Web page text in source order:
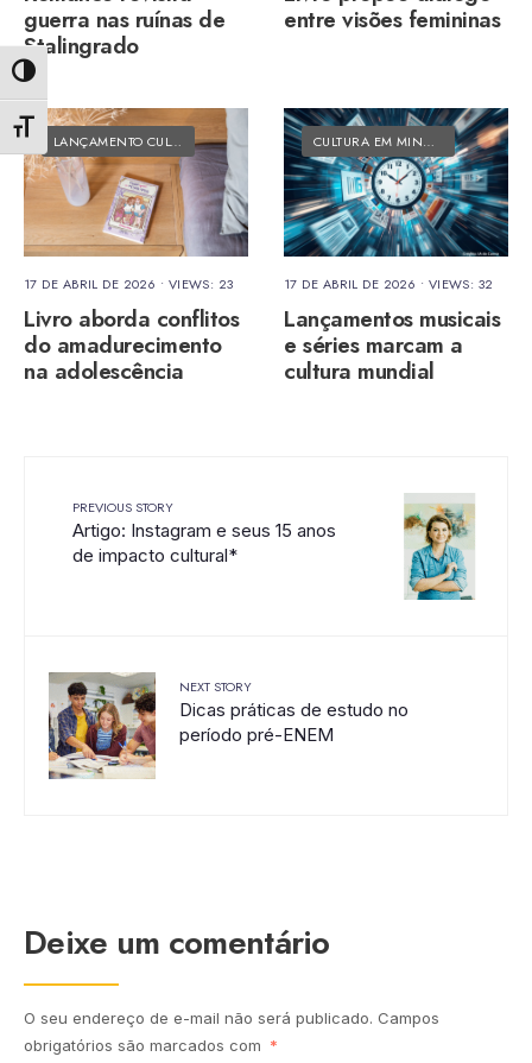
Alternar alto contraste
Alternar tamanho da fonte
guerra nas ruínas de
Stalingrado
entre visões femininas
LANÇAMENTO CULTURAL •MATÉRIAS DO FOLK
17 DE ABRIL DE 2026 • VIEWS: 23
Livro aborda conflitos
do amadurecimento
na adolescência
CULTURA EM MINUTOS •
17 DE ABRIL DE 2026 • VIEWS: 32
Lançamentos musicais
e séries marcam a
cultura mundial
PREVIOUS STORY
Artigo: Instagram e seus 15 anos
de impacto cultural*
NEXT STORY
Dicas práticas de estudo no
período pré-ENEM
Deixe um comentário
O seu endereço de e-mail não será publicado. Campos
obrigatórios são marcados com *